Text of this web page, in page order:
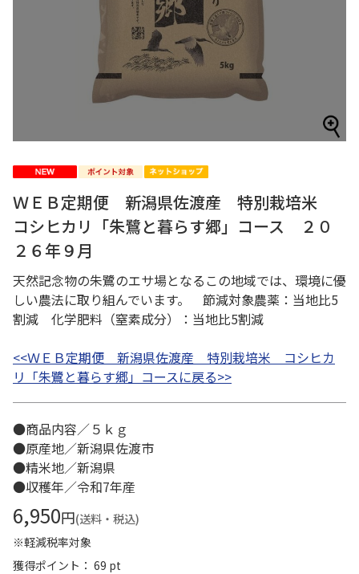
ＷＥＢ定期便 新潟県佐渡産 特別栽培米
コシヒカリ「朱鷺と暮らす郷」コース ２０
２６年９月
天然記念物の朱鷺のエサ場となるこの地域では、環境に優
しい農法に取り組んでいます。 節減対象農薬：当地比5
割減 化学肥料（窒素成分）：当地比5割減
<<ＷＥＢ定期便 新潟県佐渡産 特別栽培米 コシヒカ
リ「朱鷺と暮らす郷」コースに戻る>>
●商品内容／５ｋｇ
●原産地／新潟県佐渡市
●精米地／新潟県
●収穫年／令和7年産
6,950円(送料・税込)
※軽減税率対象
獲得ポイント： 69 pt